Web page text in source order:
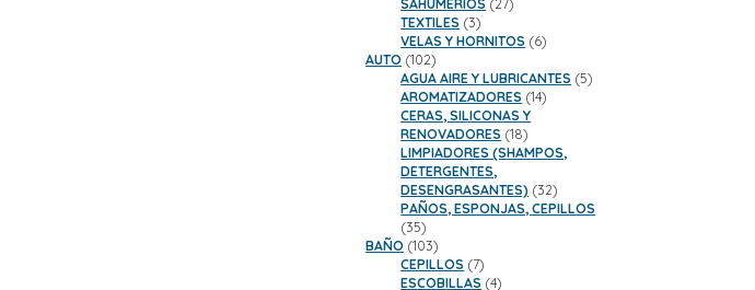
SAHUMERIOS 27
TEXTILES 33
productos
VELAS Y HORNITOS 66
AUTO 102102
productos
AGUA AIRE Y LUBRICANTES 55
AROMATIZADORES 1414
CERAS, SILICONAS Y
RENOVADORES 1818
productos
LIMPIADORES (SHAMPOS,
DETERGENTES,
DESENGRASANTES) 3232
productos
PAÑOS, ESPONJAS, CEPILLOS
3535
productos
BAÑO 103103
productos
CEPILLOS 77
productos
ESCOBILLAS 44